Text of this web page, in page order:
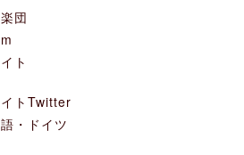
団
ト
トTwitter
・ドイツ